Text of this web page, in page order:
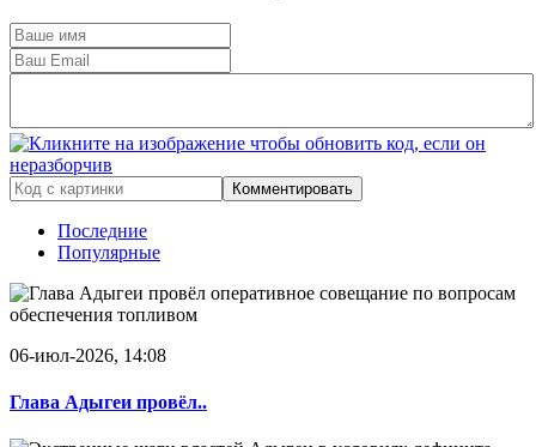
Комментировать
Последние
Популярные
06-июл-2026, 14:08
Глава Адыгеи провёл..